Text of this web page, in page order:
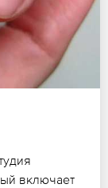
включает